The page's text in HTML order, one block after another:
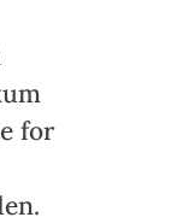
for